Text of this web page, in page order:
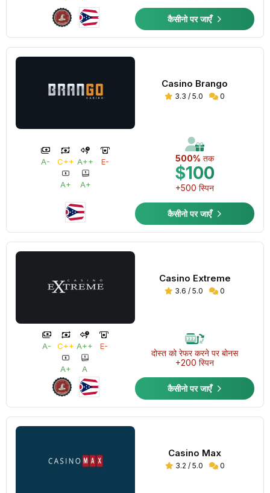
कैसीनो पर जाएँ
Casino Brango
3.3 / 5.0 0
500% तक
$100
+500 स्पिन
A- C++ A++ E-
A+ A+
कैसीनो पर जाएँ
Casino Extreme
3.6 / 5.0 0
दोस्त को रेफर करने पर बोनस
+200 स्पिन
A- C++ A++ E-
A+ A
कैसीनो पर जाएँ
Casino Max
3.2 / 5.0 0